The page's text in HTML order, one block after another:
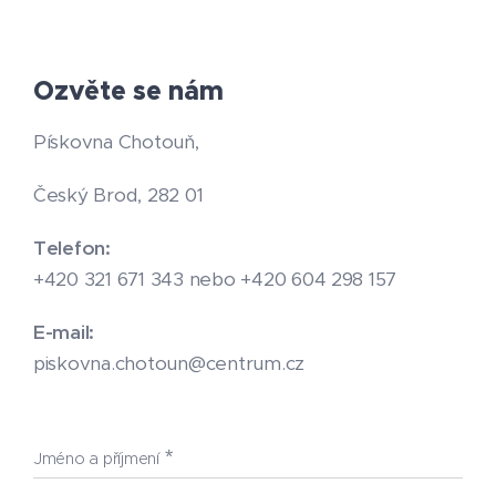
Ozvěte se nám
Pískovna Chotouň,
Český Brod, 282 01
Telefon:
+420 321 671 343 nebo +420 604 298 157
E-mail:
piskovna.chotoun@centrum.cz
Jméno a příjmení